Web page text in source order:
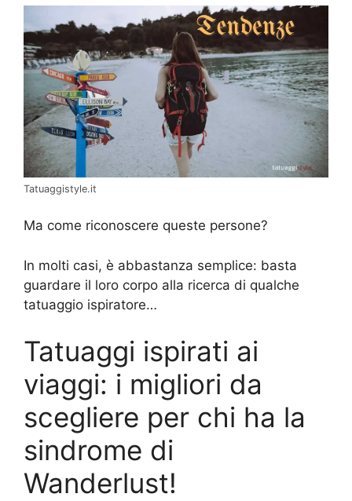
Tatuaggistyle.it
Ma come riconoscere queste persone?
In molti casi, è abbastanza semplice: basta
guardare il loro corpo alla ricerca di qualche
tatuaggio ispiratore…
Tatuaggi ispirati ai
viaggi: i migliori da
scegliere per chi ha la
sindrome di
Wanderlust!